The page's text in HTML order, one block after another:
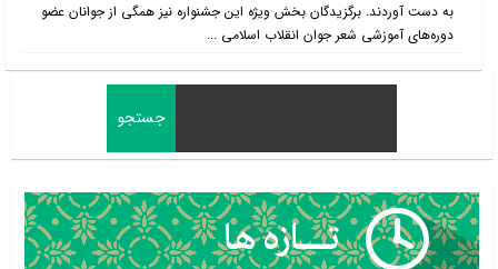
به دست آوردند. برگزیدگان بخش ویژه این جشنواره نیز همگی از جوانان عضو
دوره‌های آموزشی شعر جوان انقلاب اسلامی ...